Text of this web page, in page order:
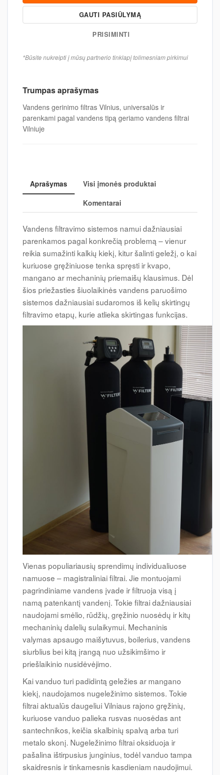
GAUTI PASIŪLYMĄ
PRISIMINTI
*Būsite nukreipti į mūsų partnerio tinklapį tolimesniam pirkimui
Trumpas aprašymas
Vandens gerinimo filtras Vilnius, universalūs ir
parenkami pagal vandens tipą geriamo vandens filtrai
Vilniuje
Aprašymas
Visi įmonės produktai
Komentarai
Vandens filtravimo sistemos namui dažniausiai
parenkamos pagal konkrečią problemą – vienur
reikia sumažinti kalkių kiekį, kitur šalinti geležį, o kai
kuriuose gręžiniuose tenka spręsti ir kvapo,
mangano ar mechaninių priemaišų klausimus. Dėl
šios priežasties šiuolaikinės vandens paruošimo
sistemos dažniausiai sudaromos iš kelių skirtingų
filtravimo etapų, kurie atlieka skirtingas funkcijas.
Vienas populiariausių sprendimų individualiuose
namuose – magistraliniai filtrai. Jie montuojami
pagrindiniame vandens įvade ir filtruoja visą į
namą patenkantį vandenį. Tokie filtrai dažniausiai
naudojami smėlio, rūdžių, gręžinio nuosėdų ir kitų
mechaninių dalelių sulaikymui. Mechaninis
valymas apsaugo maišytuvus, boilerius, vandens
siurblius bei kitą įrangą nuo užsikimšimo ir
priešlaikinio nusidėvėjimo.
Kai vanduo turi padidintą geležies ar mangano
kiekį, naudojamos nugeležinimo sistemos. Tokie
filtrai aktualūs daugeliui Vilniaus rajono gręžinių,
kuriuose vanduo palieka rusvas nuosėdas ant
santechnikos, keičia skalbinių spalvą arba turi
metalo skonį. Nugeležinimo filtrai oksiduoja ir
pašalina ištirpusius junginius, todėl vanduo tampa
skaidresnis ir tinkamesnis kasdieniam naudojimui.